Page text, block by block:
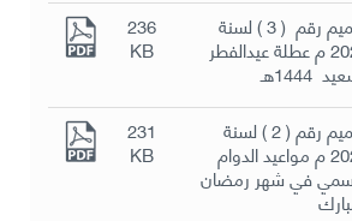
تعميم رقم ( 3 ) لسنة
2023 م عطلة عيدالفطر
1444هـ
236
KB
تعميم رقم ( 2 ) لسنة
2023 م مواعيد الدوام
في شهر رمضان
231
KB